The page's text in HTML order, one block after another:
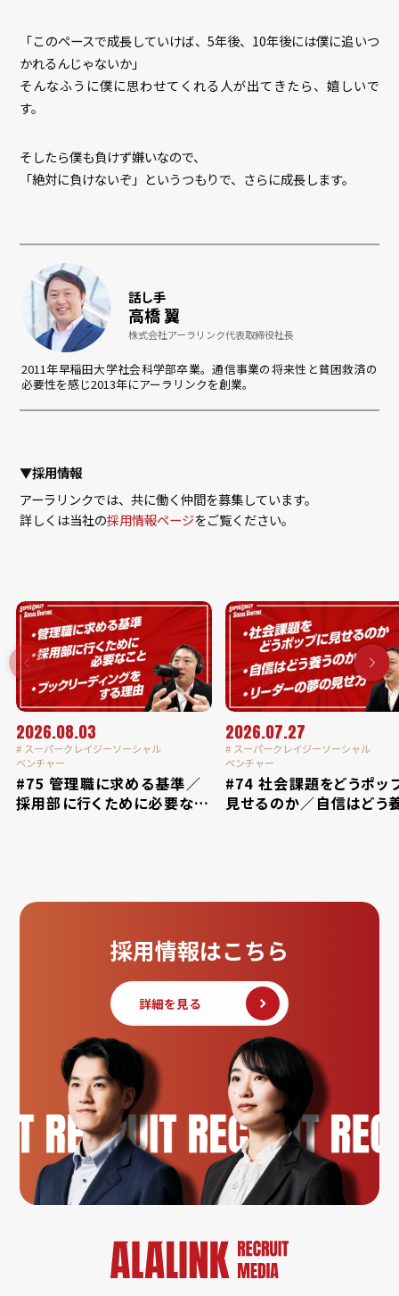
「このペースで成長していけば、5年後、10年後には僕に追いつ
かれるんじゃないか」
そんなふうに僕に思わせてくれる人が出てきたら、嬉しいで
す。
そしたら僕も負けず嫌いなので、
「絶対に負けないぞ」というつもりで、さらに成長します。
話し手
高橋 翼
株式会社アーラリンク代表取締役社長
2011年早稲田大学社会科学部卒業。通信事業の将来性と貧困救済の
必要性を感じ2013年にアーラリンクを創業。
▼採用情報
アーラリンクでは、共に働く仲間を募集しています。
詳しくは当社の採用情報ページをご覧ください。
2026.08.03
# スーパークレイジーソーシャル
ベンチャー
#75 管理職に求める基準／
採用部に行くために必要なこ
2026.07.27
# スーパークレイジーソーシャル
ベンチャー
#74 社会課題をどうポッ
見せるのか／自信はどう
採用情報はこちら
詳細を見る